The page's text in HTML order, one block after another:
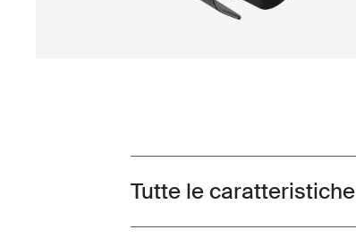
Toggle features
Tutte le caratteristiche